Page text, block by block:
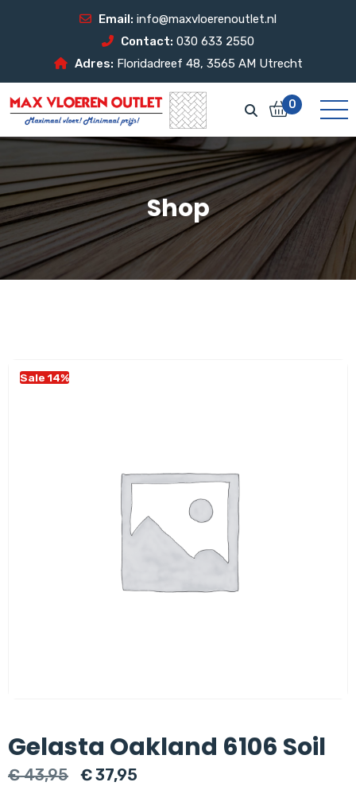
Email: info@maxvloerenoutlet.nl
Contact: 030 633 2550
Adres: Floridadreef 48, 3565 AM Utrecht
0
Shop
Sale 14%
Gelasta Oakland 6106 Soil
€43,95
Oorspronkelijke
€37,95